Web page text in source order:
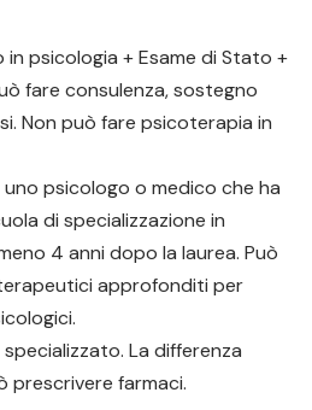
in psicologia + Esame di Stato +
fare consulenza, sostegno
Non può fare psicoterapia in
uno psicologo o medico che ha
di specializzazione in
4 anni dopo la laurea. Può
approfonditi per
La differenza
prescrivere farmaci.